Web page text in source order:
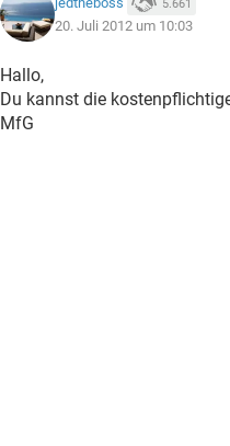
5.661
20. Juli 2012 um 10:03
Hallo,
Du kannst die
MfG